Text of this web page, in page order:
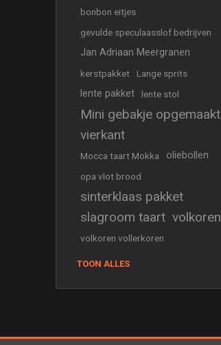
bonbon eitjes
gevulde speculaasslof bedrijven
Jan Adriaan Meergranen
kerstpakket Lange sprits
lente pakket lente stol
Mini gebakje opgemaakt
vierkant
Mocca taart Mokka oliebollen
opa vlot brood
sinterklaas pakket
slagroom taart volkoren
volkoren vollerkoren
TOON ALLES